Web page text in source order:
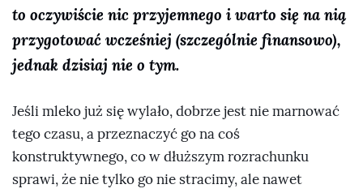
to oczywiście nic przyjemnego i warto się na nią
przygotować wcześniej (szczególnie finansowo),
jednak dzisiaj nie o tym.
Jeśli mleko już się wylało, dobrze jest nie marnować
tego czasu, a przeznaczyć go na coś
konstruktywnego, co w dłuższym rozrachunku
sprawi, że nie tylko go nie stracimy, ale nawet